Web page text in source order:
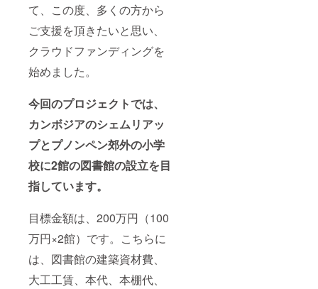
て、この度、多くの方から
ご支援を頂きたいと思い、
クラウドファンディングを
始めました。
今回のプロジェクトでは、
カンボジアのシェムリアッ
プとプノンペン郊外の小学
校に2館の図書館の設立を目
指しています。
目標金額は、200万円（100
万円×2館）です。こちらに
は、図書館の建築資材費、
大工工賃、本代、本棚代、